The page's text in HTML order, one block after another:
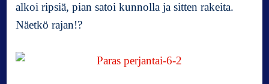
alkoi ripsiä, pian satoi kunnolla ja sitten rakeita.
Näetkö rajan!?